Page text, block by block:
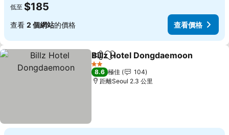
低至 $185
查看 2 個網站的價格 查看價格
分享 放到收藏夾
Billz Hotel Dongdaemoon
2 星級
8.6 極佳
104
距離Seoul 2.3 公里